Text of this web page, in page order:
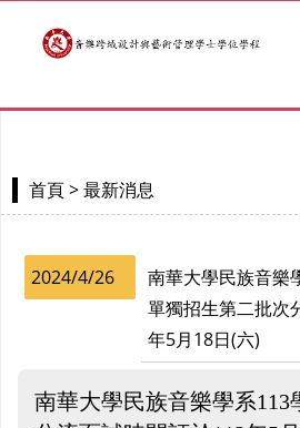
首頁 > 最新消息
2024/4/26
南華大學民族音樂
單獨招生第二批次
年5月18日(六)
南華大學民族音樂學系113